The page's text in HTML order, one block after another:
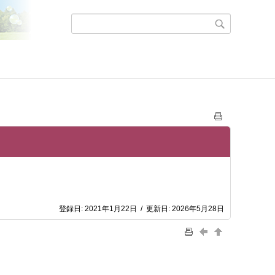
登録日: 2021年1月22日 / 更新日: 2026年5月28日